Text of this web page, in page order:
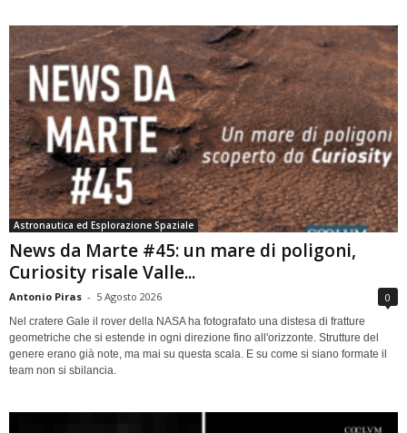
Astronautica ed Esplorazione Spaziale
News da Marte #45: un mare di poligoni,
Curiosity risale Valle...
Antonio Piras - 5 Agosto 2026 0
Nel cratere Gale il rover della NASA ha fotografato una distesa di fratture
geometriche che si estende in ogni direzione fino all'orizzonte. Strutture del
genere erano già note, ma mai su questa scala. E su come si siano formate il
team non si sbilancia.